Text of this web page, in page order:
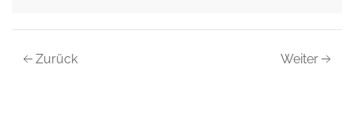
Zurück Weiter